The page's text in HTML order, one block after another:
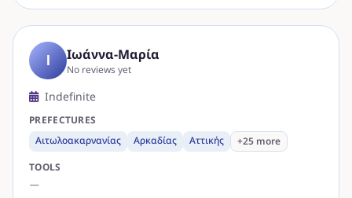
Ι Ιωάννα-Μαρία
No reviews yet
Indefinite
PREFECTURES
Αιτωλοακαρνανίας
Αρκαδίας Αττικής
+25 more
TOOLS
—